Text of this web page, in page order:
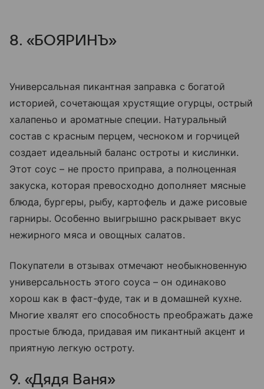
8. «БОЯРИНЪ»
Универсальная пикантная заправка с богатой
историей, сочетающая хрустящие огурцы, острый
халапеньо и ароматные специи. Натуральный
состав с красным перцем, чесноком и горчицей
создает идеальный баланс остроты и кислинки.
Этот соус – не просто приправа, а полноценная
закуска, которая превосходно дополняет мясные
блюда, бургеры, рыбу, картофель и даже рисовые
гарниры. Особенно выигрышно раскрывает вкус
нежирного мяса и овощных салатов.
Покупатели в отзывах отмечают необыкновенную
универсальность этого соуса – он одинаково
хорош как в фаст-фуде, так и в домашней кухне.
Многие хвалят его способность преображать даже
простые блюда, придавая им пикантный акцент и
приятную легкую остроту.
9. «Дядя Ваня»